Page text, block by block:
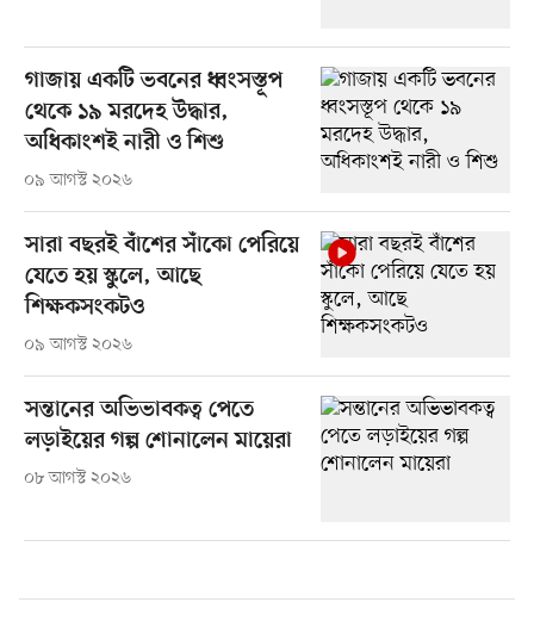
গাজায় একটি ভবনের ধ্বংসস্তূপ
থেকে ১৯ মরদেহ উদ্ধার,
অধিকাংশই নারী ও শিশু
০৯ আগস্ট ২০২৬
সারা বছরই বাঁশের সাঁকো পেরিয়ে
যেতে হয় স্কুলে, আছে
শিক্ষকসংকটও
০৯ আগস্ট ২০২৬
সন্তানের অভিভাবকত্ব পেতে
লড়াইয়ের গল্প শোনালেন মায়েরা
০৮ আগস্ট ২০২৬